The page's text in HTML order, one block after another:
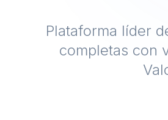
Plataforma líder
completas con